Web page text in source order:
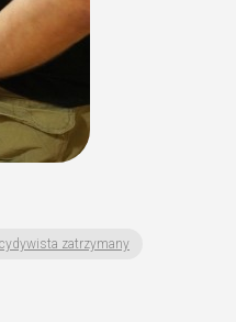
zatrzymany